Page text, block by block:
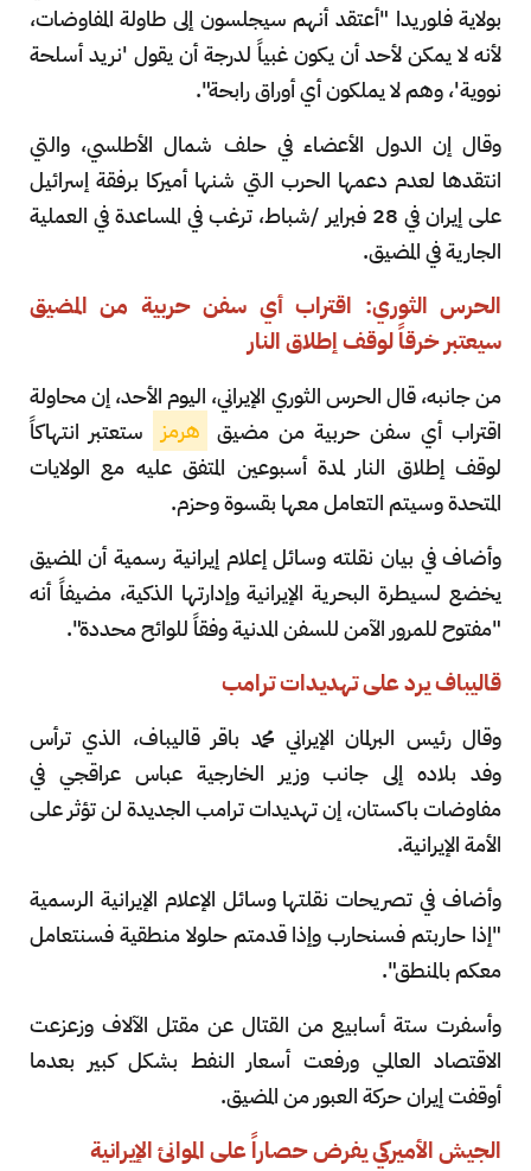
بولاية فلوريدا "أعتقد أنهم سيجلسون إلى ​طاولة المفاوضات،
لأنه لا يمكن لأحد أن يكون غبياً لدرجة أن يقول 'نريد أسلحة
نووية'، ‌وهم لا يملكون أي أوراق رابحة".
وقال إن ⁠الدول الأعضاء في حلف شمال الأطلسي، والتي
انتقدها لعدم دعمها الحرب التي شنها أميركا برفقة إسرائيل
على إيران في ​28 فبراير /شباط، ترغب في المساعدة في العملية
الجارية في المضيق.
الحرس الثوري: اقتراب أي سفن حربية من المضيق
سيعتبر خرقاً لوقف إطلاق النار
من جانبه، قال الحرس الثوري الإيراني، اليوم الأحد، إن محاولة
اقتراب ⁠أي سفن ‌حربية ⁠من مضيق هرمز
ستعتبر انتهاكاً
لوقف ​إطلاق النار ⁠لمدة ​أسبوعين ​المتفق ‌عليه مع الولايات
⁠المتحدة ​وسيتم التعامل معها ⁠بقسوة وحزم.
وأضاف ​في ​بيان نقلته ⁠وسائل ​إعلام إيرانية رسمية أن المضيق
يخضع لسيطرة البحرية الإيرانية ​وإدارتها ​الذكية، مضيفاً أنه
"مفتوح للمرور الآمن للسفن ​المدنية وفقاً للوائح ‌محددة".
قاليباف يرد على تهديدات ترامب
وقال رئيس البرلمان الإيراني محمد باقر قاليباف، الذي ترأس
وفد بلاده إلى جانب وزير الخارجية ⁠عباس عراقجي في
مفاوضات باكستان، إن تهديدات ترامب الجديدة لن تؤثر على
الأمة الإيرانية.
وأضاف في تصريحات نقلتها وسائل الإعلام الإيرانية الرسمية
"إذا حاربتم فسنحارب وإذا قدمتم حلولا منطقية فسنتعامل
معكم بالمنطق".
وأسفرت ستة أسابيع من القتال عن مقتل الآلاف وزعزعت
الاقتصاد العالمي ورفعت أسعار النفط بشكل كبير بعدما
أوقفت إيران حركة العبور من المضيق.
الجيش الأميركي يفرض حصاراً على الموانئ الإيرانية